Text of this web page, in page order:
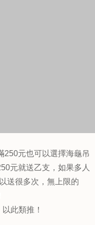
分享並且打卡就送冰棒
冰品超好吃，是天然新